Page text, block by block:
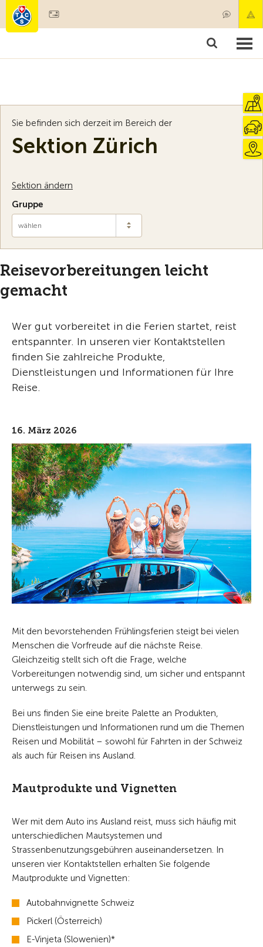
Mitgliedschaft & Leistungen
Sie befinden sich derzeit im Bereich der
Sektion Zürich
Sektion ändern
Gruppe
wählen
Reisevorbereitungen leicht
gemacht
Wer gut vorbereitet in die Ferien startet, reist
entspannter. In unseren vier Kontaktstellen
finden Sie zahlreiche Produkte,
Dienstleistungen und Informationen für Ihre
Reise.
16. März 2026
Mit den bevorstehenden Frühlingsferien steigt bei vielen
Menschen die Vorfreude auf die nächste Reise.
Gleichzeitig stellt sich oft die Frage, welche
Vorbereitungen notwendig sind, um sicher und entspannt
unterwegs zu sein.
Bei uns finden Sie eine breite Palette an Produkten,
Dienstleistungen und Informationen rund um die Themen
Reisen und Mobilität – sowohl für Fahrten in der Schweiz
als auch für Reisen ins Ausland.
Mautprodukte und Vignetten
Wer mit dem Auto ins Ausland reist, muss sich häufig mit
unterschiedlichen Mautsystemen und
Strassenbenutzungsgebühren auseinandersetzen. In
unseren vier Kontaktstellen erhalten Sie folgende
Mautprodukte und Vignetten:
Autobahnvignette Schweiz
Pickerl (Österreich)
E-Vinjeta (Slowenien)*